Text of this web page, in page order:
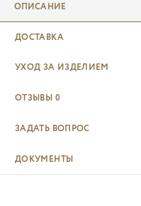
ОПИСАНИЕ
ДОСТАВКА
УХОД ЗА ИЗДЕЛИЕМ
ОТЗЫВЫ 0
ЗАДАТЬ ВОПРОС
ДОКУМЕНТЫ